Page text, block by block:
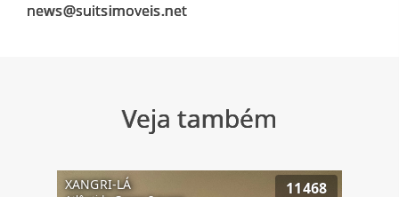
Veja também
XANGRI-LÁ 11468